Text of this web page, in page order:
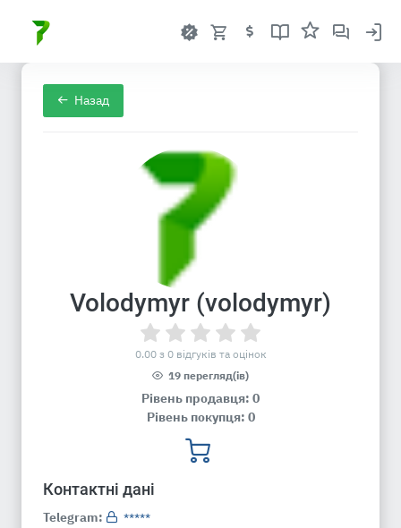
Назад
Volodymyr (volodymyr)
0.00 з 0 відгуків та оцінок
19 перегляд(ів)
Рівень продавця: 0
Рівень покупця: 0
Контактні дані
Telegram:
*****